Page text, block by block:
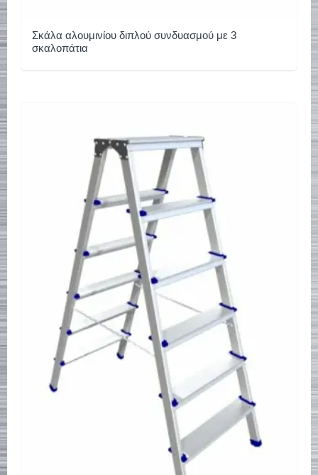
Σκάλα αλουμινίου διπλού συνδυασμού με 3
σκαλοπάτια